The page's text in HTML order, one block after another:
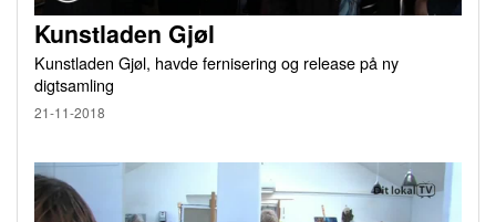
Kunstladen Gjøl
Kunstladen Gjøl, havde fernisering og release på ny
digtsamling
21-11-2018